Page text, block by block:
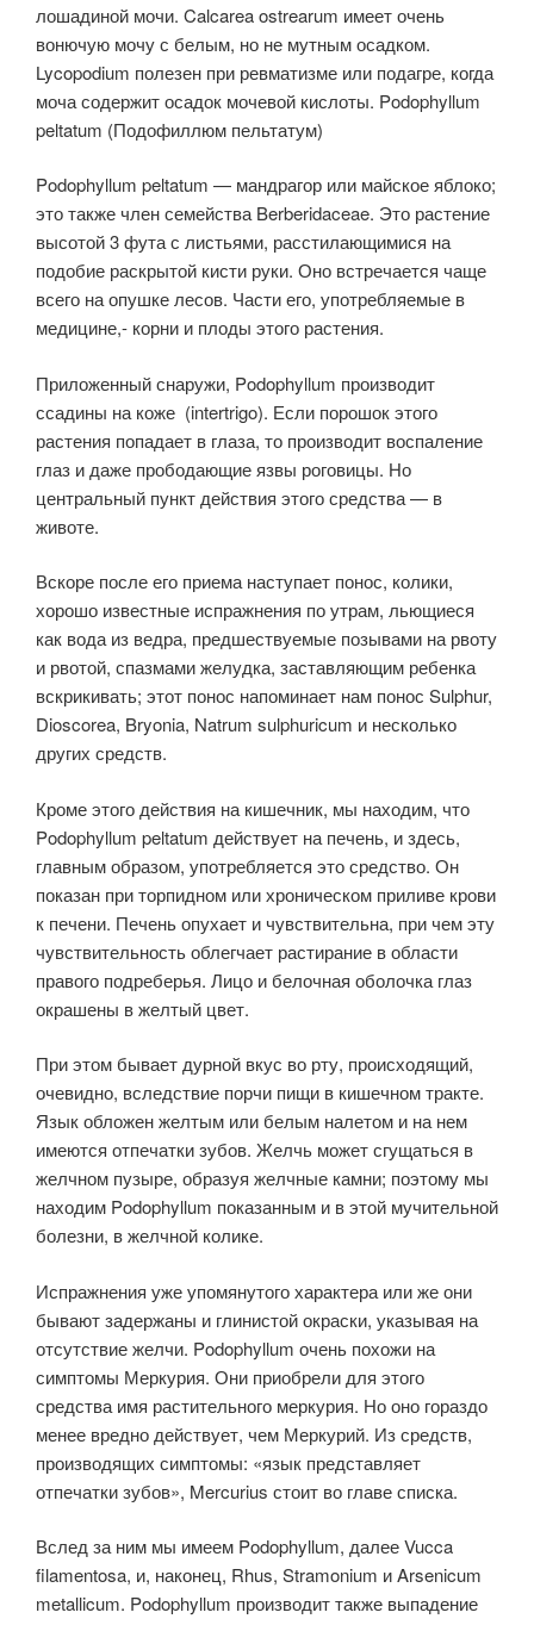
лошадиной мочи. Calcarea ostrearum имеет очень
вонючую мочу с белым, но не мутным осадком.
Lycopodium полезен при ревматизме или подагре, когда
моча содержит осадок мочевой кислоты. Podophyllum
peltatum (Подофиллюм пельтатум)
Podophyllum peltatum — мандрагор или майское яблоко;
это также член семейства Berberidaceae. Это растение
высотой 3 фута с листьями, расстилающимися на
подобие раскрытой кисти руки. Оно встречается чаще
всего на опушке лесов. Части его, употребляемые в
медицине,- корни и плоды этого растения.
Приложенный снаружи, Podophyllum производит
ссадины на коже (intertrigo). Если порошок этого
растения попадает в глаза, то производит воспаление
глаз и даже прободающие язвы роговицы. Но
центральный пункт действия этого средства — в
животе.
Вскоре после его приема наступает понос, колики,
хорошо известные испражнения по утрам, льющиеся
как вода из ведра, предшествуемые позывами на рвоту
и рвотой, спазмами желудка, заставляющим ребенка
вскрикивать; этот понос напоминает нам понос Sulphur,
Dioscorea, Bryonia, Natrum sulphuricum и несколько
других средств.
Кроме этого действия на кишечник, мы находим, что
Podophyllum peltatum действует на печень, и здесь,
главным образом, употребляется это средство. Он
показан при торпидном или хроническом приливе крови
к печени. Печень опухает и чувствительна, при чем эту
чувствительность облегчает растирание в области
правого подреберья. Лицо и белочная оболочка глаз
окрашены в желтый цвет.
При этом бывает дурной вкус во рту, происходящий,
очевидно, вследствие порчи пищи в кишечном тракте.
Язык обложен желтым или белым налетом и на нем
имеются отпечатки зубов. Желчь может сгущаться в
желчном пузыре, образуя желчные камни; поэтому мы
находим Podophyllum показанным и в этой мучительной
болезни, в желчной колике.
Испражнения уже упомянутого характера или же они
бывают задержаны и глинистой окраски, указывая на
отсутствие желчи. Podophyllum очень похожи на
симптомы Меркурия. Они приобрели для этого
средства имя растительного меркурия. Но оно гораздо
менее вредно действует, чем Меркурий. Из средств,
производящих симптомы: «язык представляет
отпечатки зубов», Mercurius стоит во главе списка.
Вслед за ним мы имеем Podophyllum, далее Vucca
filamentosa, и, наконец, Rhus, Stramonium и Arsenicum
metallicum. Podophyllum производит также выпадение